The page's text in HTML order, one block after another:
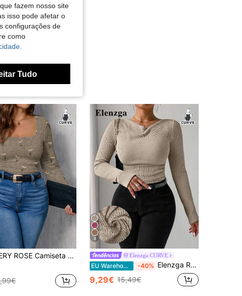
casual solta com gola redonda e estampa texturizada de margaridas para o Dia de Ação de Graças, tamanho grande
8
Elenzga CURVE
EU Warehouse -40% Elenzga RosyDaze Mulheres Plus Size Vintage Gola Drapeada Assimétrica Acabamento Texturizado Babados Manga Longa Ajustada
9,29€ 15,49€
fazem nosso site
isso pode afetar o
configurações de
como
Tudo